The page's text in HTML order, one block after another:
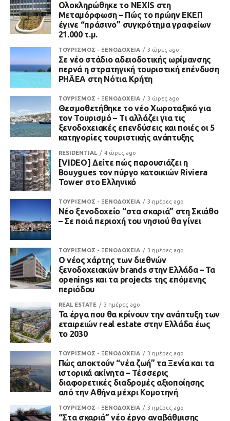
Ολοκληρώθηκε το NEXIS στη
Μεταμόρφωση – Πώς το πρώην ΕΚΕΠ
έγινε “πράσινο” συγκρότημα γραφείων
21.000 τ.μ.
ΤΟΥΡΙΣΜΟΣ - ΞΕΝΟΔΟΧΕΙΑ 3 ώρες ago
Σε νέο στάδιο αδειοδοτικής ωρίμανσης
περνά η στρατηγική τουριστική επένδυση
PHĀEA στη Νότια Κρήτη
ΤΟΥΡΙΣΜΟΣ - ΞΕΝΟΔΟΧΕΙΑ 3 ώρες ago
Θεσμοθετήθηκε το νέο Χωροταξικό για
τον Τουρισμό – Τι αλλάζει για τις
ξενοδοχειακές επενδύσεις και ποιές οι 5
κατηγορίες τουριστικής ανάπτυξης
RESIDENTIAL 4 ώρες ago
[VIDEO] Δείτε πώς παρουσιάζει η
Bouygues τον πύργο κατοικιών Riviera
Tower στο Ελληνικό
ΤΟΥΡΙΣΜΟΣ - ΞΕΝΟΔΟΧΕΙΑ 3 ημέρες ago
Νέο ξενοδοχείο “στα σκαριά” στη Σκιάθο
– Σε ποιά περιοχή του νησιού θα γίνει
ΤΟΥΡΙΣΜΟΣ - ΞΕΝΟΔΟΧΕΙΑ 3 ημέρες ago
Ο νέος χάρτης των διεθνών
ξενοδοχειακών brands στην Ελλάδα – Τα
openings και τα projects της επόμενης
περιόδου
REAL ESTATE 3 ημέρες ago
Τα έργα που θα κρίνουν την ανάπτυξη των
εταιρειών real estate στην Ελλάδα έως
το 2030
ΤΟΥΡΙΣΜΟΣ - ΞΕΝΟΔΟΧΕΙΑ 3 ημέρες ago
Πώς αποκτούν “νέα ζωή” τα Ξενία και τα
ιστορικά ακίνητα – Τέσσερις
διαφορετικές διαδρομές αξιοποίησης
από την Αθήνα μέχρι Κομοτηνή
ΤΟΥΡΙΣΜΟΣ - ΞΕΝΟΔΟΧΕΙΑ 3 ημέρες ago
“Στα σκαριά” νέο έργο αναβάθμισης